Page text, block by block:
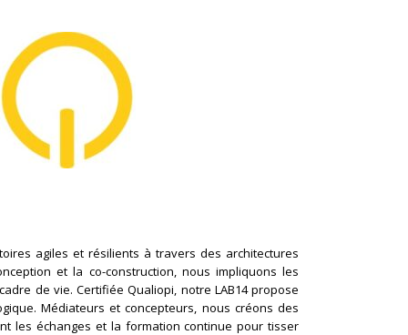
agiles et résilients à travers des architectures
et la co-construction, nous impliquons les
de vie. Certifiée Qualiopi, notre LAB14 propose
Médiateurs et concepteurs, nous créons des
les échanges et la formation continue pour tisser